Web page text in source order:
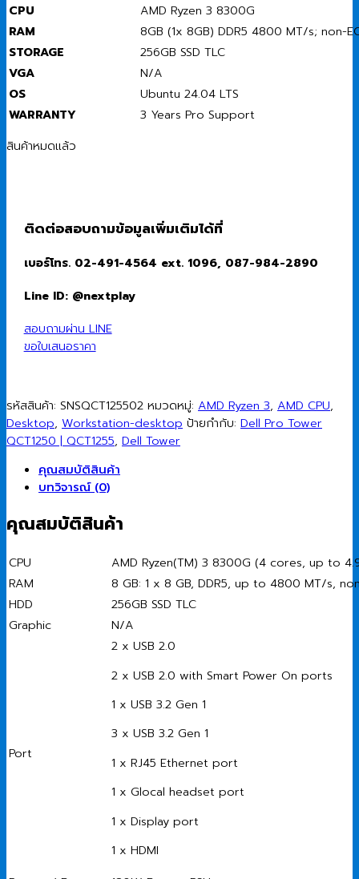
CPU
AMD Ryzen 3 8300G
RAM
8GB (1x 8GB) DDR5 4800 MT/s; non-
STORAGE
256GB SSD TLC
VGA
N/A
OS
Ubuntu 24.04 LTS
WARRANTY
3 Years Pro Support
สินค้าหมดแล้ว
ติดต่อสอบถามข้อมูลเพิ่มเติมได้ที่
เบอร์โทร. 02-491-4564 ext. 1096, 087-984-2890
Line ID: @nextplay
สอบถามผ่าน LINE
ขอใบเสนอราคา
รหัสสินค้า: SNSQCT125502 หมวดหมู่: AMD Ryzen 3, AMD CPU,
Desktop, Workstation-desktop ป้ายกำกับ: Dell Pro Tower
QCT1250 | QCT1255, Dell Tower
คุณสมบัติสินค้า
บทวิจารณ์ (0)
คุณสมบัติสินค้า
CPU
AMD Ryzen(TM) 3 8300G (4 cores, up to
RAM
8 GB: 1 x 8 GB, DDR5, up to 4800 MT/s,
HDD
256GB SSD TLC
Graphic
N/A
Port
2 x USB 2.0
2 x USB 2.0 with Smart Power On ports
1 x USB 3.2 Gen 1
3 x USB 3.2 Gen 1
1 x RJ45 Ethernet port
1 x Glocal headset port
1 x Display port
1 x HDMI